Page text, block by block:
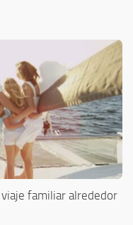
familiar alrededor